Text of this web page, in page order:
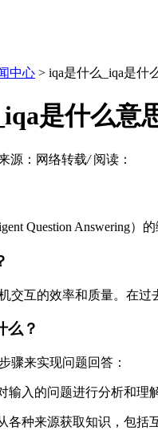
中心 > iqa是什么_iqa是什
是什么意
源：网络转载/ 阅读：
Question Answering
交互的效率和质量。在
么？
骤来实现问题回答：
输入的问题进行分析和理
各种来源获取知识，包括